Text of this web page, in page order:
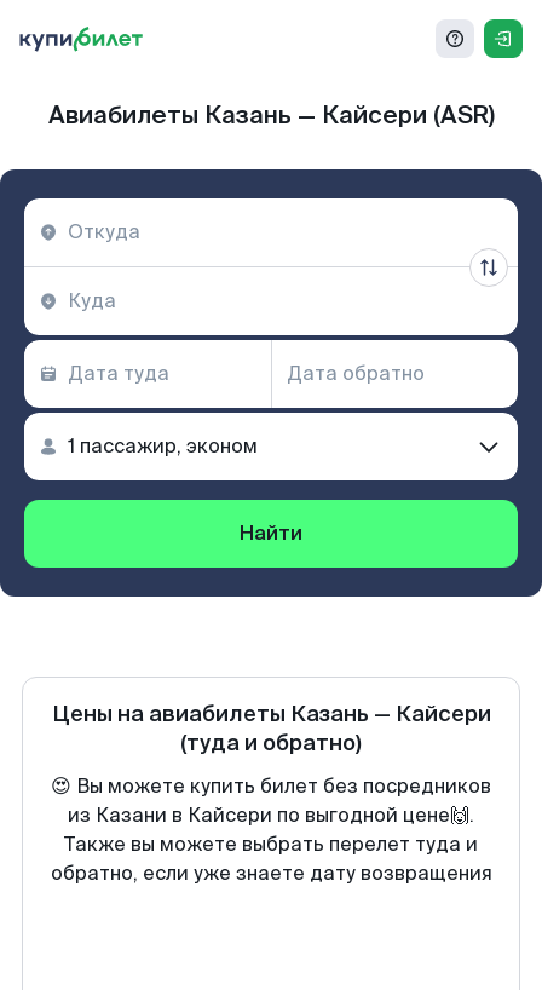
Авиабилеты Казань — Кайсери (ASR)
Найти
Цены на авиабилеты Казань — Кайсери
(туда и обратно)
😍 Вы можете купить билет без посредников
из Казани в Кайсери по выгодной цене🙌.
Также вы можете выбрать перелет туда и
обратно, если уже знаете дату возвращения